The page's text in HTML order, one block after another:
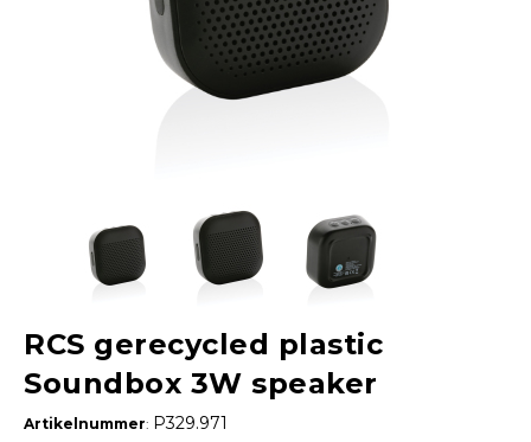
RCS gerecycled plastic
Soundbox 3W speaker
Artikelnummer: P329.971